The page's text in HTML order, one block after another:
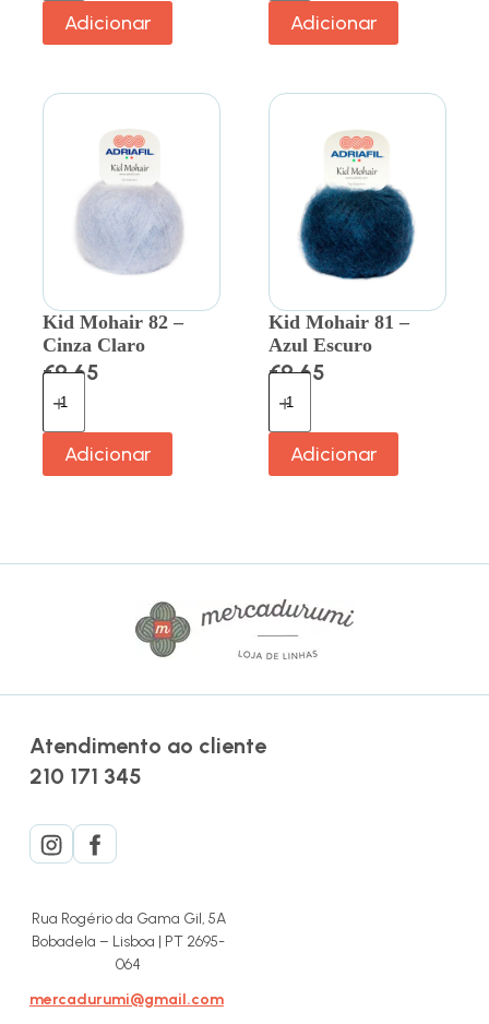
Adicionar Adicionar
Kid Mohair 82 –
Cinza Claro
€9.65
Adicionar
Kid Mohair 81 –
Azul Escuro
€9.65
Adicionar
Atendimento ao cliente
210 171 345
Rua Rogério da Gama Gil, 5A
Bobadela – Lisboa | PT 2695-
064
mercadurumi@gmail.com